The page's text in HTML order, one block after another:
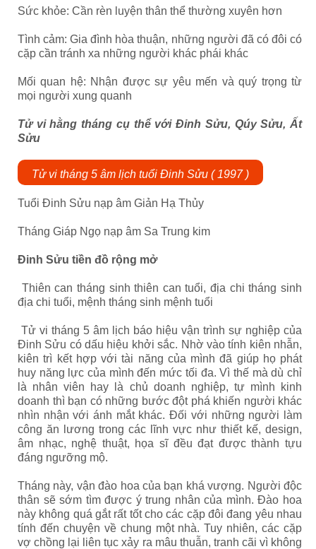
Sức khỏe: Cần rèn luyện thân thể thường xuyên hơn
Tình cảm: Gia đình hòa thuận, những người đã có đôi có
cặp cần tránh xa những người khác phái khác
Mối quan hệ: Nhận được sự yêu mến và quý trọng từ
mọi người xung quanh
Tử vi hằng tháng cụ thể với Đinh Sửu, Qúy Sửu, Ất
Sửu
Tử vi tháng 5 âm lịch tuổi Đinh Sửu ( 1997 )
Tuổi Đinh Sửu nạp âm Giản Hạ Thủy
Tháng Giáp Ngọ nạp âm Sa Trung kim
Đinh Sửu tiền đồ rộng mở
Thiên can tháng sinh thiên can tuổi, địa chi tháng sinh
địa chi tuổi, mệnh tháng sinh mệnh tuổi
Tử vi tháng 5 âm lịch báo hiệu vận trình sự nghiệp của
Đinh Sửu có dấu hiệu khởi sắc. Nhờ vào tính kiên nhẫn,
kiên trì kết hợp với tài năng của mình đã giúp họ phát
huy năng lực của mình đến mức tối đa. Vì thế mà dù chỉ
là nhân viên hay là chủ doanh nghiệp, tự mình kinh
doanh thì bạn có những bước đột phá khiến người khác
nhìn nhận với ánh mắt khác. Đối với những người làm
công ăn lương trong các lĩnh vực như thiết kế, design,
âm nhạc, nghệ thuật, họa sĩ đều đạt được thành tựu
đáng ngưỡng mộ.
Tháng này, vận đào hoa của bạn khá vượng. Người độc
thân sẽ sớm tìm được ý trung nhân của mình. Đào hoa
này không quá gắt rất tốt cho các cặp đôi đang yêu nhau
tính đến chuyện về chung một nhà. Tuy nhiên, các cặp
vợ chồng lại liên tục xảy ra mâu thuẫn, tranh cãi vì không